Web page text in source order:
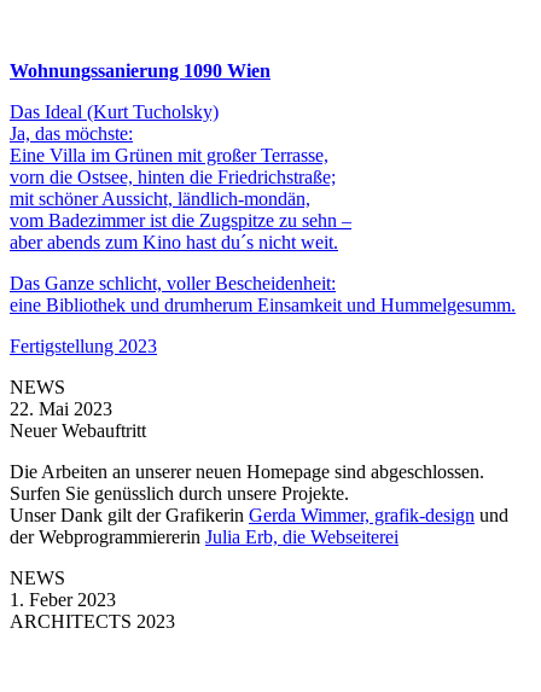
Wohnungssanierung 1090 Wien
Das Ideal (Kurt Tucholsky)
Ja, das möchste:
Eine Villa im Grünen mit großer Terrasse,
vorn die Ostsee, hinten die Friedrichstraße;
mit schöner Aussicht, ländlich-mondän,
vom Badezimmer ist die Zugspitze zu sehn –
aber abends zum Kino hast du´s nicht weit.
Das Ganze schlicht, voller Bescheidenheit:
eine Bibliothek und drumherum Einsamkeit und Hummelgesumm.
Fertigstellung 2023
NEWS
22. Mai 2023
Neuer Webauftritt
Die Arbeiten an unserer neuen Homepage sind abgeschlossen.
Surfen Sie genüsslich durch unsere Projekte.
Unser Dank gilt der Grafikerin Gerda Wimmer, grafik-design und
der Webprogrammiererin Julia Erb, die Webseiterei
NEWS
1. Feber 2023
ARCHITECTS 2023